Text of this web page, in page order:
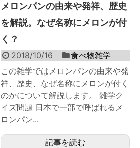
メロンパンの由来や発祥、歴史
を解説。なぜ名称にメロンが付
く？
2018/10/16
食べ物雑学
この雑学ではメロンパンの由来や発
祥、歴史、なぜ名称にメロンが付く
のかについて解説します。 雑学ク
イズ問題 日本で一部で呼ばれるメ
ロンパン...
記事を読む